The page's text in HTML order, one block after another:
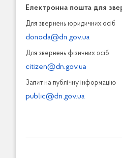
Електронна пошта для
Для звернень юридичних осiб
donoda@dn.gov.ua
Для звернень фізичних осiб
citizen@dn.gov.ua
Запит на публiчну інформацiю
public@dn.gov.ua